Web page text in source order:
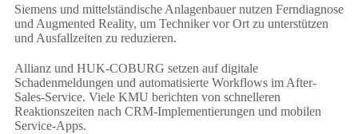
Siemens und mittelständische Anlagenbauer nutzen Ferndiagnose
und Augmented Reality, um Techniker vor Ort zu unterstützen
und Ausfallzeiten zu reduzieren.
Allianz und HUK-COBURG setzen auf digitale
Schadenmeldungen und automatisierte Workflows im After-
Sales-Service. Viele KMU berichten von schnelleren
Reaktionszeiten nach CRM-Implementierungen und mobilen
Service-Apps.